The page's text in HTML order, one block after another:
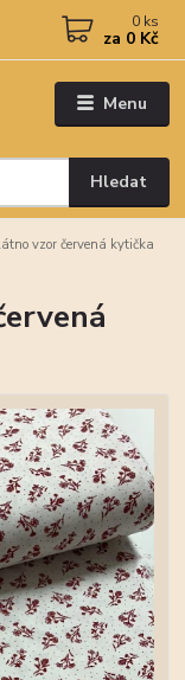
Menu
Hledat
0 ks
za 0 Kč
vzor červená kytička